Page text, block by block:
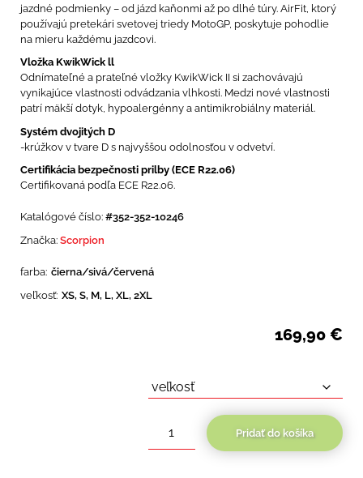
jazdné podmienky – od jázd kaňonmi až po dlhé túry. AirFit, ktorý
používajú pretekári svetovej triedy MotoGP, poskytuje pohodlie
na mieru každému jazdcovi.
Vložka KwikWick ll
Odnímateľné a prateľné vložky KwikWick II si zachovávajú
vynikajúce vlastnosti odvádzania vlhkosti. Medzi nové vlastnosti
patrí mäkší dotyk, hypoalergénny a antimikrobiálny materiál.
Systém dvojitých D
-krúžkov v tvare D s najvyššou odolnosťou v odvetví.
Certifikácia bezpečnosti prilby (ECE R22.06)
Certifikovaná podľa ECE R22.06.
Katalógové číslo: #352-352-10246
Značka: Scorpion
farba: čierna/sivá/červená
veľkosť: XS, S, M, L, XL, 2XL
169,90 €
množstvo
Pridať do košíka